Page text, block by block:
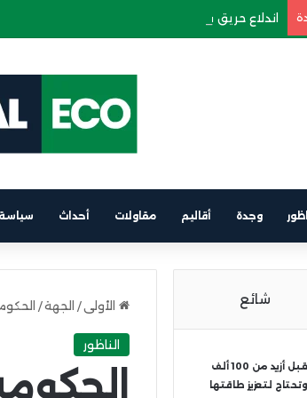
اندلاع حريق في سيارة كهربائية على متن باخرة الرابط
وجدة أقاليم مقاولات أحداث سياسة
الأولى / الجهة/
الناظور
شائع
الناظور تستقبل أزيد من 100 ألف
لتعزيز طاقتها